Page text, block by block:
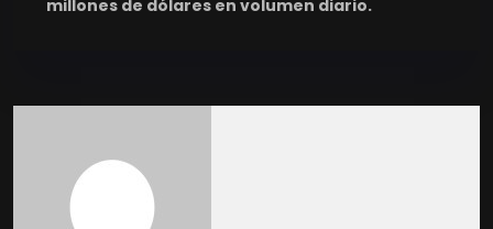
millones de dólares en volumen diario​.